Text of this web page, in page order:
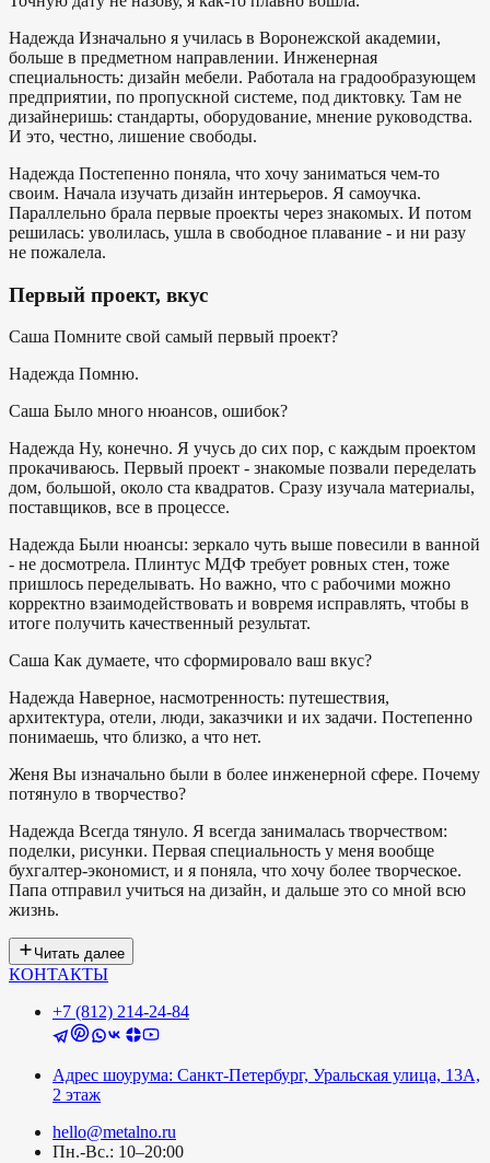
Надежда Изначально я училась в Воронежской академии,
больше в предметном направлении. Инженерная
специальность: дизайн мебели. Работала на градообразующем
предприятии, по пропускной системе, под диктовку. Там не
дизайнеришь: стандарты, оборудование, мнение руководства.
И это, честно, лишение свободы.
Надежда Постепенно поняла, что хочу заниматься чем-то
своим. Начала изучать дизайн интерьеров. Я самоучка.
Параллельно брала первые проекты через знакомых. И потом
решилась: уволилась, ушла в свободное плавание - и ни разу
не пожалела.
Первый проект, вкус
Саша Помните свой самый первый проект?
Надежда Помню.
Саша Было много нюансов, ошибок?
Надежда Ну, конечно. Я учусь до сих пор, с каждым проектом
прокачиваюсь. Первый проект - знакомые позвали переделать
дом, большой, около ста квадратов. Сразу изучала материалы,
поставщиков, все в процессе.
Надежда Были нюансы: зеркало чуть выше повесили в ванной
- не досмотрела. Плинтус МДФ требует ровных стен, тоже
пришлось переделывать. Но важно, что с рабочими можно
корректно взаимодействовать и вовремя исправлять, чтобы в
итоге получить качественный результат.
Саша Как думаете, что сформировало ваш вкус?
Надежда Наверное, насмотренность: путешествия,
архитектура, отели, люди, заказчики и их задачи. Постепенно
понимаешь, что близко, а что нет.
Женя Вы изначально были в более инженерной сфере. Почему
потянуло в творчество?
Надежда Всегда тянуло. Я всегда занималась творчеством:
поделки, рисунки. Первая специальность у меня вообще
бухгалтер-экономист, и я поняла, что хочу более творческое.
Папа отправил учиться на дизайн, и дальше это со мной всю
жизнь.
Читать далее
КОНТАКТЫ
+7 (812) 214-24-84
Адрес шоурума: Санкт-Петербург, Уральская улица, 13А,
2 этаж
hello@metalno.ru
Пн.-Вс.: 10–20:00